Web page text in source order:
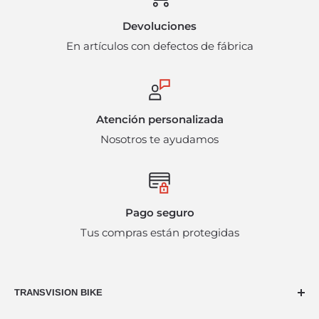
condiciones y en su empaque original. Mismos que
están sujetos a disponibilidad del producto y pueden
incurrir en cargos administrativos adicionales. Bajo
Devoluciones
En artículos con defectos de fábrica
Atención personalizada
Nosotros te ayudamos
Pago seguro
Tus compras están protegidas
TRANSVISION BIKE